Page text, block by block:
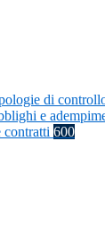
di
e
contratti 600